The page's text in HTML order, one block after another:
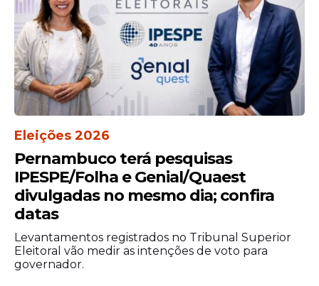
Sono de qualidade
depois daressaca
O álcool prejudica o sono profundo e afeta
o descanso do corpo. Após acordar com
ressaca
pode ajudar na regeneração do organismo.
O repouso dá tempo para o fígado
processar o álcool restante e normaliza
Eleições 2026
Pernambuco terá pesquisas
IPESPE/Folha e Genial/Quaest
divulgadas no mesmo dia; confira
datas
Levantamentos registrados no Tribunal Superior
Eleitoral vão medir as intenções de voto para
governador.